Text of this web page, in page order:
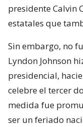
presidente Calvin
estatales que
Sin embargo, no
Lyndon Johnson
presidencial,
celebre el tercer
medida fue
ser un feriado